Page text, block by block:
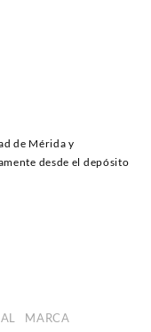
de Mérida y
desde el depósito
MARCA